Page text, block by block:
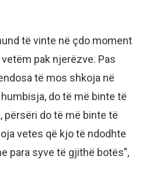
të vinte në çdo moment
pak njerëzve. Pas
të mos shkoja në
do të më binte të
përsëri do të më binte të
vetes që kjo të ndodhte
para syve të gjithë botës”,